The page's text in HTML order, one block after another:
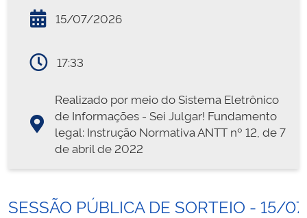
15/07/2026
17:33
Realizado por meio do Sistema Eletrônico
de Informações - Sei Julgar! Fundamento
legal: Instrução Normativa ANTT nº 12, de 7
de abril de 2022
SESSÃO PÚBLICA DE SORTEIO - 15/